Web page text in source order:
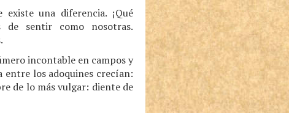
existe una diferencia. ¡Qué
de sentir como nosotras.
incontable en campos y
entre los adoquines crecían:
de lo más vulgar: diente de